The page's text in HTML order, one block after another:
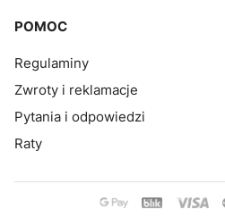
POMOC
Regulaminy
Zwroty i reklamacje
Pytania i odpowiedzi
Raty